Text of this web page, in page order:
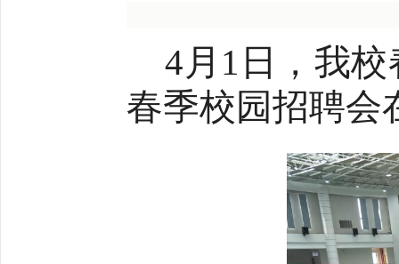
4月1日，我
春季校园招聘会